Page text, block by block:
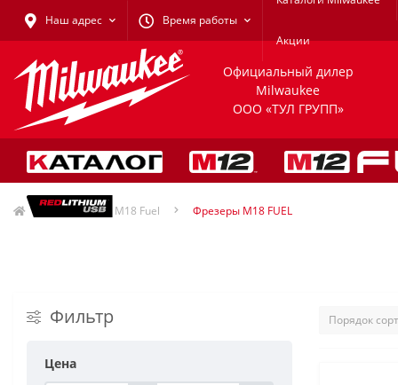
Наш адрес Время работы
Акции
Официальный дилер
Milwaukee
ООО «ТУЛ ГРУПП»
Milwaukee M18 Fuel Фрезеры M18 FUEL
Фильтр
Цена